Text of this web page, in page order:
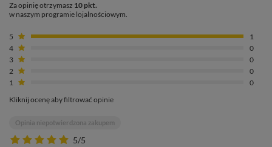
Za opinię otrzymasz 10 pkt.
w naszym programie lojalnościowym.
5
1
4
0
3
0
2
0
1
0
Kliknij ocenę aby filtrować opinie
5/5
Opinia niepotwierdzona zakupem